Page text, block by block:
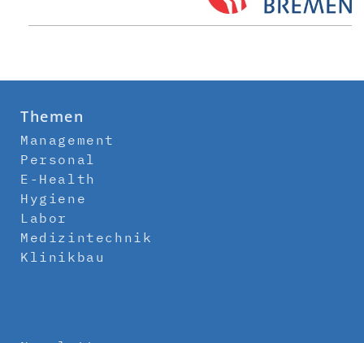
Themen
Management
Personal
E-Health
Hygiene
Labor
Medizintechnik
Klinikbau